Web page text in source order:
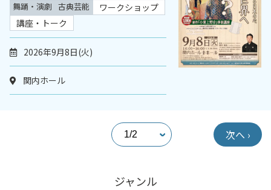
舞踊・演劇 古典芸能
ワークショップ
講座・トーク
2026年9月8日(火)
関内ホール
次へ ›
ジャンル